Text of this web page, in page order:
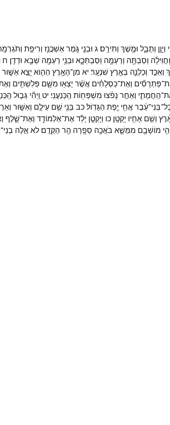
וְיָוָ֣ן וְתֻבָ֑ל וּמֶ֖שֶׁךְ וְתִירָֽס׃ג וּבְנֵ֖י גֹּ֑מֶראַשְׁכֲּנַ֥ז וְרִיפַ֖ת
וַֽחֲוִילָ֔ה וְסַבְתָּ֥ה וְרַעְמָ֖ה וְסַבְתְּכָ֑א וּבְנֵ֥י רַעְמָ֖ה שְׁבָ֥א וּדְדָֽן׃ ח
וְאַכַּ֣ד וְכַלְנֵ֑ה בְּאֶ֖רֶץ שִׁנְעָֽר׃ יא מִן־הָאָ֥רֶץ הַהִ֖וא יָצָ֣אאַשּׁ֑וּר
פַּתְרֻסִ֞ים וְאֶת־כַּסְלֻחִ֗ים אֲשֶׁ֨ר יָצְא֥וּ מִשָּׁ֛ם פְּלִשְׁתִּ֖ים
הַֽחֲמָתִ֑י וְאַחַ֣ר נָפֹ֔צוּ מִשְׁפְּח֖וֹת הַֽכְּנַעֲנִֽי׃ יט וַֽיְהִ֞י גְּב֤וּל
בְּנֵי־עֵ֔בֶראֲחִ֖י יֶ֥פֶת הַגָּדֽוֹל׃כב בְּנֵ֥י שֵׁ֖ם עֵילָ֣ם וְאַשּׁ֑וּר
וְשֵׁ֥ם אָחִ֖יו יָקְטָֽן׃ כו וְיָקְטָ֣ן יָלַ֔דאֶת־אַלְמוֹדָ֖ד וְאֶת־שָׁ֑לֶף
מוֹשָׁבָ֖ם מִמֵּשָׁ֑א בֹּאֲכָ֥ה סְפָ֖רָה הַ֥ר הַקֶּֽדֶם׃ לאאֵ֣לֶּה בְנֵי־